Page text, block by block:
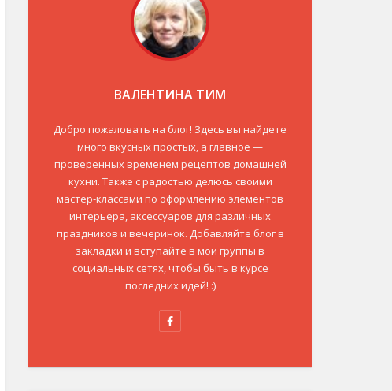
ВАЛЕНТИНА ТИМ
Добро пожаловать на блог! Здесь вы найдете
много вкусных простых, а главное —
проверенных временем рецептов домашней
кухни. Также с радостью делюсь своими
мастер-классами по оформлению элементов
интерьера, аксессуаров для различных
праздников и вечеринок. Добавляйте блог в
закладки и вступайте в мои группы в
социальных сетях, чтобы быть в курсе
последних идей! :)